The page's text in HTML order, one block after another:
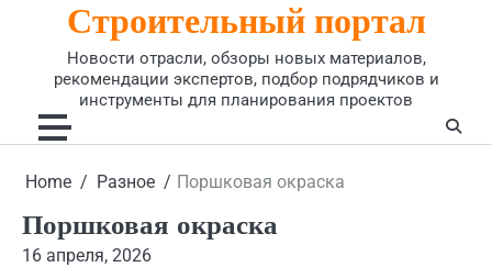
Строительный портал
Новости отрасли, обзоры новых материалов,
рекомендации экспертов, подбор подрядчиков и
инструменты для планирования проектов
Home Разное Поршковая окраска
Поршковая окраска
16 апреля, 2026